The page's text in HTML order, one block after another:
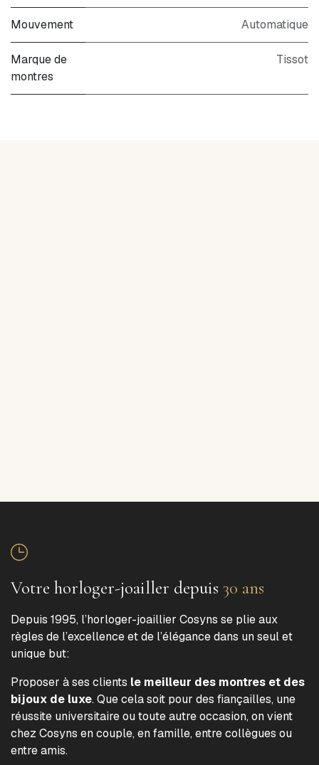
Mouvement Automatique
Marque de
montres
Tissot
Votre horloger-joailler depuis 30 ans
Depuis 1995, l’horloger-joaillier Cosyns se plie aux
règles de l’excellence et de l’élégance dans un seul et
unique but:
Proposer à ses clients le meilleur des montres et des
bijoux de luxe. Que cela soit pour des fiançailles, une
réussite universitaire ou toute autre occasion, on vient
chez Cosyns en couple, en famille, entre collègues ou
entre amis.